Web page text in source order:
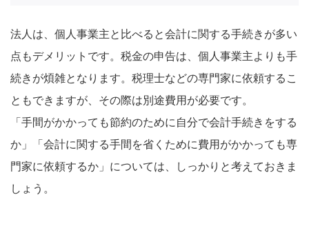
法人は、個人事業主と比べると会計に関する手続きが多い
点もデメリットです。税金の申告は、個人事業主よりも手
続きが煩雑となります。税理士などの専門家に依頼するこ
ともできますが、その際は別途費用が必要です。
「手間がかかっても節約のために自分で会計手続きをする
か」「会計に関する手間を省くために費用がかかっても専
門家に依頼するか」については、しっかりと考えておきま
しょう。